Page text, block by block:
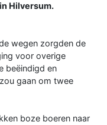
Hilversum.
wegen zorgden de
voor overige
beëindigd en
gaan om twee
boze boeren naar